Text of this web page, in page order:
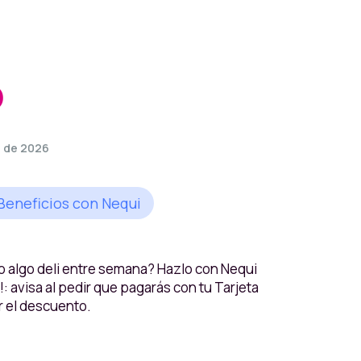
de 2026
con Nequi
algo deli entre semana? Hazlo con Nequi
avisa al pedir que pagarás con tu Tarjeta
el descuento.